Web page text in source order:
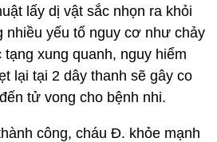
lấy dị vật sắc nhọn ra khỏi
yếu tố nguy cơ như chảy
xung quanh, nguy hiểm
lại tại 2 dây thanh sẽ gây co
tử vong cho bệnh nhi.
công, cháu Đ. khỏe mạnh